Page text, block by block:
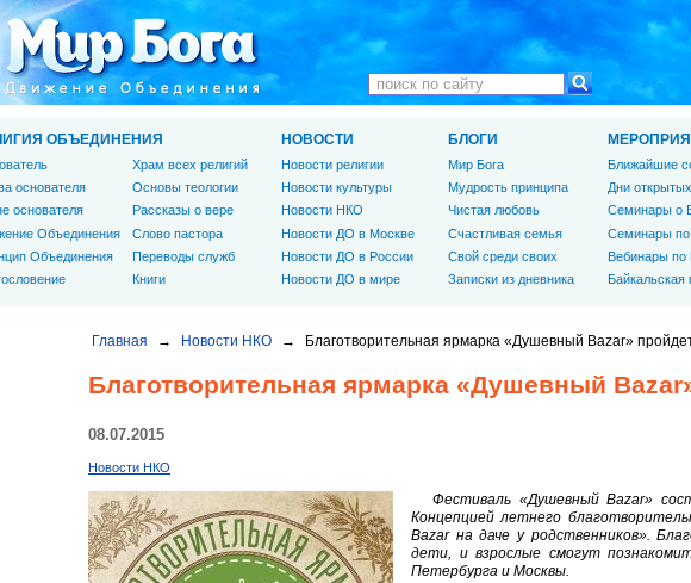
Главная → Новости НКО → Благотворительная ярмарка «Душевный Bazar»
Благотворительная ярмарка «Душевный
08.07.2015
Новости НКО
Фестиваль «Душевный Bazar»
Концепцией летнего
Bazar на даче у родственников».
дети, и взрослые смогут
Петербурга и Москвы.
ОБЪЕДИНЕНИЯ
основателя
основателя
Объединения
Объединения
Храм всех религий
Основы теологии
Рассказы о вере
Слово пастора
Переводы служб
Книги
НОВОСТИ
Новости религии
Новости культуры
Новости НКО
Новости ДО в Москве
Новости ДО в России
Новости ДО в мире
БЛОГИ
Мир Бога
Мудрость принципа
Чистая любовь
Счастливая семья
Свой среди своих
Записки из дневника
Ближайшие
Дни
Семинары о
Семинары
Вебинары по
Байкальская